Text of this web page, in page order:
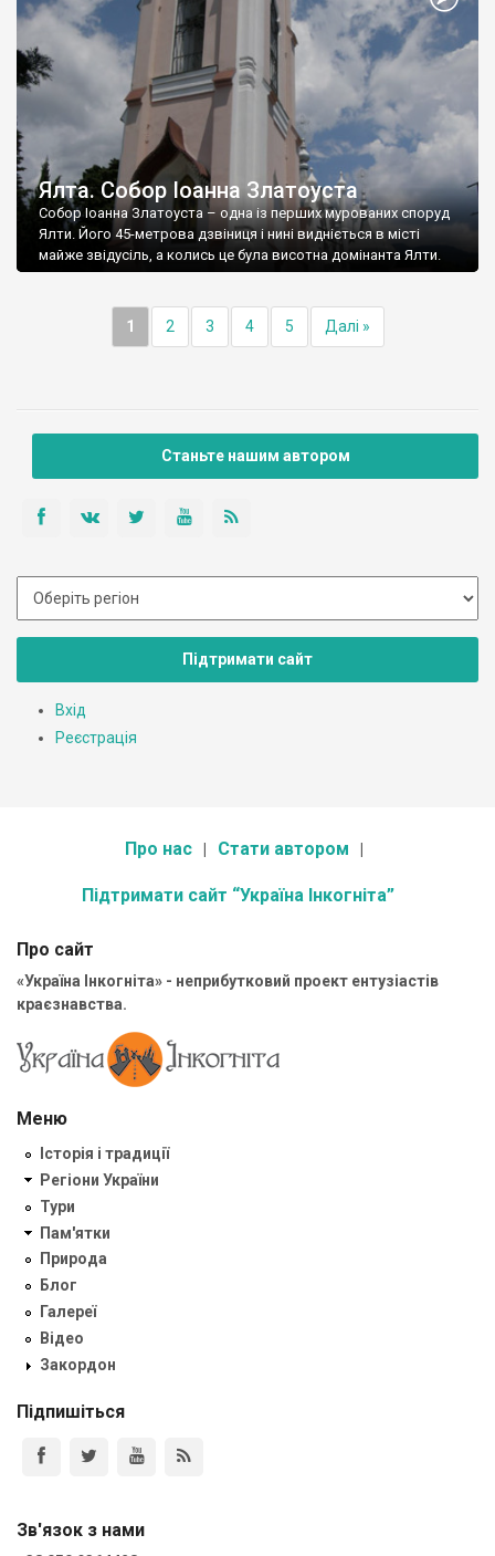
Ялта. Собор Іоанна Златоуста
Собор Іоанна Златоуста – одна із перших мурованих споруд
Ялти. Його 45-метрова дзвіниця і нині видніється в місті
майже звідусіль, а колись це була висотна домінанта Ялти.
1 2 3 4 5 Далі »
Станьте нашим автором
Підтримати сайт
Вхід
Реєстрація
Про нас Стати автором
Підтримати сайт “Україна Інкогніта”
Про сайт
«Україна Інкогніта» - неприбутковий проект ентузіастів
краєзнавства.
Меню
Історія і традиції
Регіони України
Тури
Пам'ятки
Природа
Блог
Галереї
Відео
Закордон
Підпишіться
Зв'язок з нами